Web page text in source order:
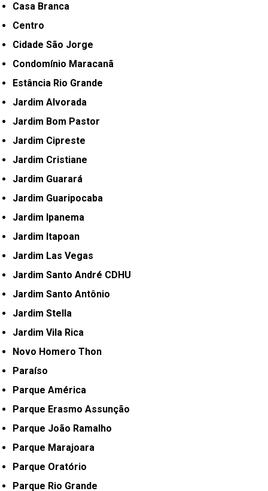
Casa Branca
Centro
Cidade São Jorge
Condomínio Maracanã
Estância Rio Grande
Jardim Alvorada
Jardim Bom Pastor
Jardim Cipreste
Jardim Cristiane
Jardim Guarará
Jardim Guaripocaba
Jardim Ipanema
Jardim Itapoan
Jardim Las Vegas
Jardim Santo André CDHU
Jardim Santo Antônio
Jardim Stella
Jardim Vila Rica
Novo Homero Thon
Paraíso
Parque América
Parque Erasmo Assunção
Parque João Ramalho
Parque Marajoara
Parque Oratório
Parque Rio Grande